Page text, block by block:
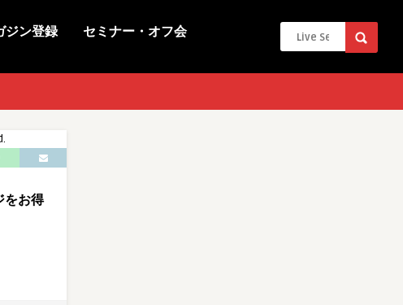
ジン登録 セミナー・オフ会
をお得